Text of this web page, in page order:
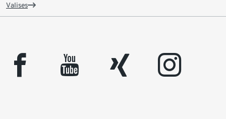
Valises
facebook youtube xing instagram